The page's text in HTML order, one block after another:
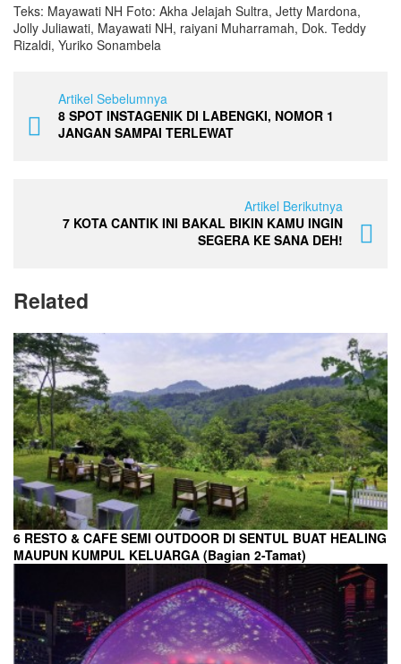
Teks: Mayawati NH Foto: Akha Jelajah Sultra, Jetty Mardona,
Jolly Juliawati, Mayawati NH, raiyani Muharramah, Dok. Teddy
Rizaldi, Yuriko Sonambela
Artikel Sebelumnya
8 SPOT INSTAGENIK DI LABENGKI, NOMOR 1
JANGAN SAMPAI TERLEWAT
Artikel Berikutnya
7 KOTA CANTIK INI BAKAL BIKIN KAMU INGIN
SEGERA KE SANA DEH!
Related
6 RESTO & CAFE SEMI OUTDOOR DI SENTUL BUAT HEALING
MAUPUN KUMPUL KELUARGA (Bagian 2-Tamat)